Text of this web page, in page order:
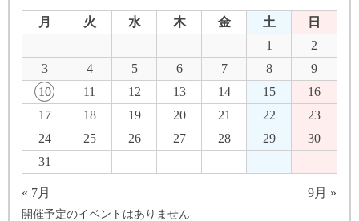
月 火 水 木 金 土
日
1
2
3
4 5 6 7 8
9
10
11 12 13 14 15
16
17
18 19 20 21 22
23
24
25 26 27 28 29
30
31
« 7月 9月 »
開催予定のイベントはありません